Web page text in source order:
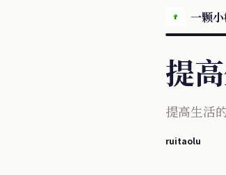
一颗
提
提高生活
ruitaolu